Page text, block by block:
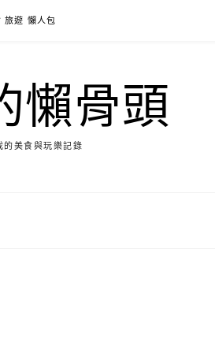
旅遊 懶人包
懶骨頭
的美食與玩樂記錄